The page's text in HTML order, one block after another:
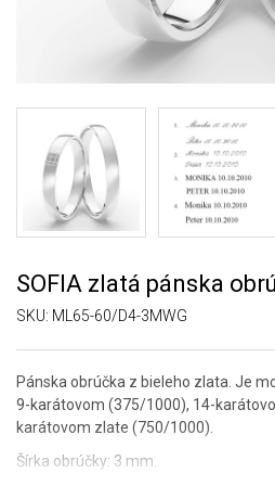
SOFIA zlatá pánska
SKU: ML65-60/D4-3MWG
Pánska obrúčka z bieleho zlata. Je
9-karátovom (375/1000), 14-
karátovom zlate (750/1000).
Šírka obrúčky: 3 mm.